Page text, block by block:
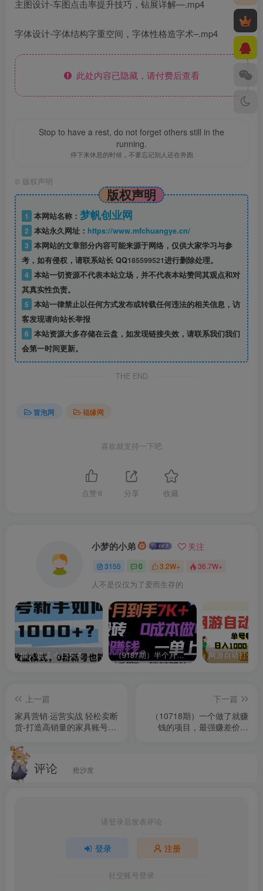
主图设计-车图点击率提升技巧，钻展详解—.mp4
字体设计-字体结构字重空间，字体性格造字术–.mp4
此处内容已隐藏，请付费后查看
Stop to have a rest, do not forget others still in the
running.
停下来休息的时候，不要忘记别人还在奔跑
© 版权声明
版权声明
1 本网站名称： 梦帆创业网
2 本站永久网址： https://www.mfchuangye.cn/
3 本网站的文章部分内容可能来源于网络，仅供大家学习与参
考，如有侵权，请联系站长 QQ185599521进行删除处理。
4 本站一切资源不代表本站立场，并不代表本站赞同其观点和对
其真实性负责。
5 本站一律禁止以任何方式发布或转载任何违法的相关信息，访
客发现请向站长举报
6 本站资源大多存储在云盘，如发现链接失效，请联系我们我们
会第一时间更新。
THE END
冒泡网 福缘网
喜欢就支持一下吧
点赞 6 分享 收藏
小梦的小弟 关注
3155 0 3.2W+ 36.7W+
人不是仅仅为了爱而生存的
懒人领域·今日头条项目玩法，头条中视频项目，单号收益在50—500可批量￼ （9187期）半个月收益7K+，无脑搬砖，0成本做中间商，转手就赚钱，一单上百块，单…
上一篇
家具营销·运营实战 轻松卖断
货-打造高销量的家具账号
下一篇
（10718期）一个做了就赚
钱的项目，最强赚差价玩
评论 抢沙发
请登录后发表评论
登录 注册
社交账号登录